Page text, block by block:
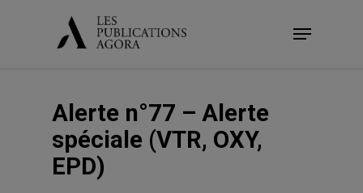
Menu
Alerte n°77 – Alerte
spéciale (VTR, OXY,
EPD)